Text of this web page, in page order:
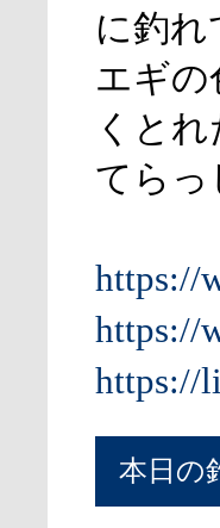
に釣れ
エギ
くと
てらっ
https://
https://
https://
本日の